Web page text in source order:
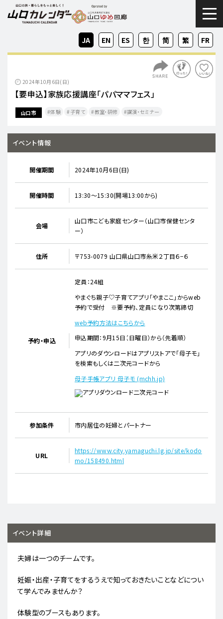
ZH-
CN
ZH-
TW
EN FR
JA KO
ES
2024年10月6日(日)
【要申込】家族応援講座「パパママフェス」
山口市 体験 子育て 教室・研修 講演・セミナー
イベント情報
開催期間 2024年10月6日(日)
開催時間 13:30〜15:30(開場13:00から)
会場
山口市こども家庭センター（山口市保健センタ
ー）
住所 〒753-0079 山口県山口市糸米２丁目６−６
予約・申込
定員：24組
やまぐち親子♡子育てアプリ「やまここ」からweb
予約で受付 ※要予約、定員になり次第締切
web予約方法はこちらから
申込期間：9月15日（日曜日）から（先着順）
アプリのダウンロードはアプリストアで「母子モ」
を検索もしくは二次元コードから
母子手帳アプリ 母子モ (mchh.jp)
参加条件 市内居住の妊婦とパートナー
URL
https://www.city.yamaguchi.lg.jp/site/kodo
mo/158490.html
イベント詳細
夫婦は一つのチームです。
妊娠・出産・子育てをするうえで知っておきたいことなどについ
て学んでみませんか？
体験型のブースもあります。